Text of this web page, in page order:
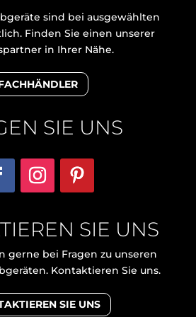
sind bei ausgewählten
Finden Sie einen unserer
in Ihrer Nähe.
SIE UNS
SIE UNS
gerne bei Fragen zu unseren
Kontaktieren Sie uns.
SIE UNS